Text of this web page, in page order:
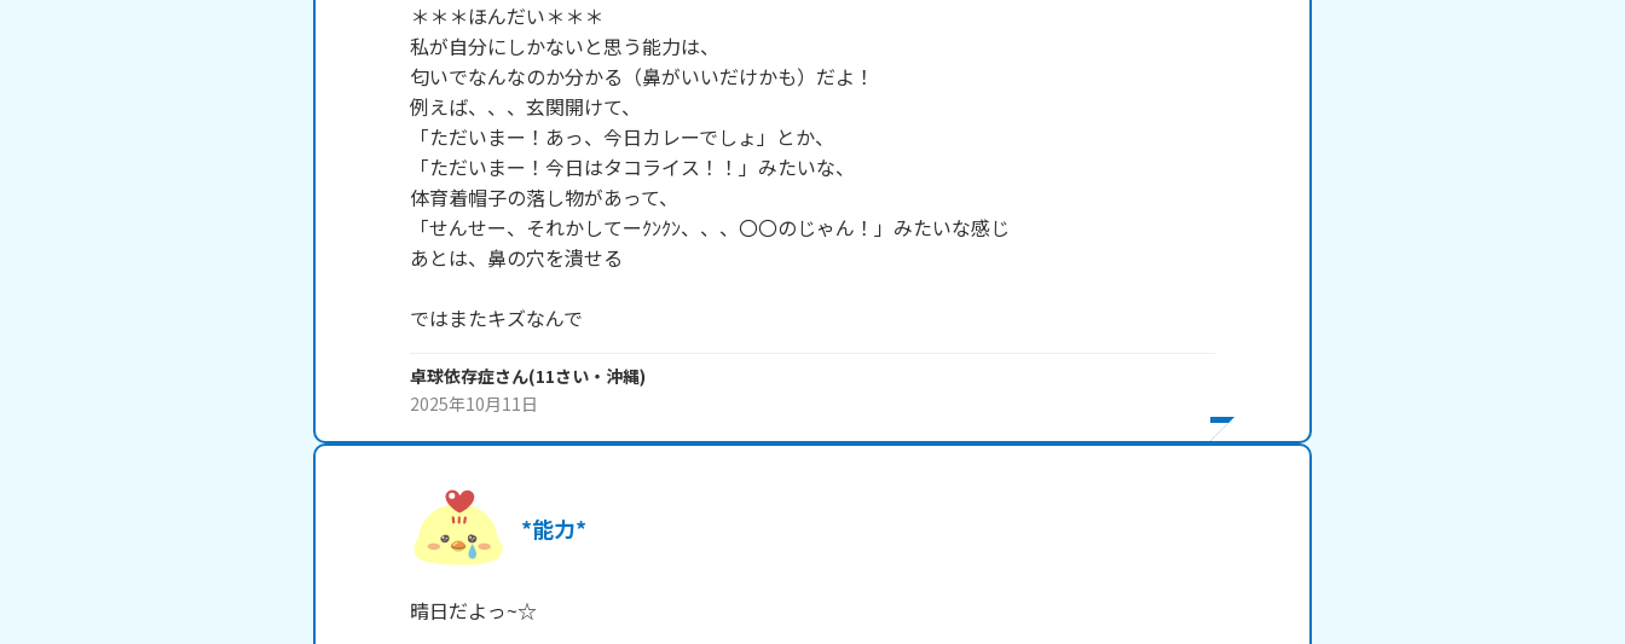
＊＊＊ほんだい＊＊＊
私が自分にしかないと思う能力は、
匂いでなんなのか分かる（鼻がいいだけかも）だよ！
例えば、、、玄関開けて、
「ただいまー！あっ、今日カレーでしょ」とか、
「ただいまー！今日はタコライス！！」みたいな、
体育着帽子の落し物があって、
「せんせー、それかしてーｸﾝｸﾝ、、、〇〇のじゃん！」みたいな感じ
あとは、鼻の穴を潰せる
ではまたキズなんで
卓球依存症さん(11さい・ 沖縄)
2025年10月11日
*能力*
晴日だよっ~☆